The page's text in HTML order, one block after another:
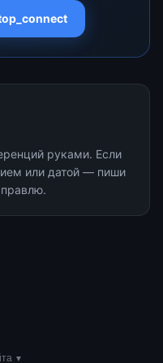
руками. Если
или датой — пиши
▼